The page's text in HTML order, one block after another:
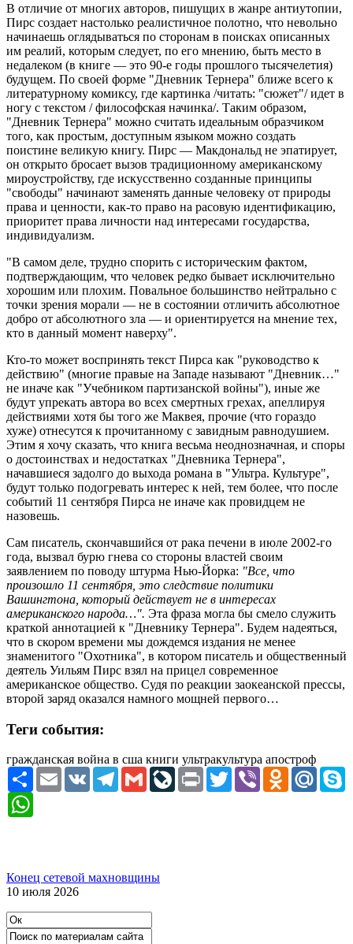
В отличие от многих авторов, пишущих в жанре антиутопии,
Пирс создает настолько реалистичное полотно, что невольно
начинаешь оглядываться по сторонам в поисках описанных
им реалий, которым следует, по его мнению, быть место в
недалеком (в книге — это 90-е годы прошлого тысячелетия)
будущем. По своей форме "Дневник Тернера" ближе всего к
литературному комиксу, где картинка /читать: "сюжет"/ идет в
ногу с текстом / философская начинка/. Таким образом,
"Дневник Тернера" можно считать идеальным образчиком
того, как простым, доступным языком можно создать
поистине великую книгу. Пирс — Макдональд не эпатирует,
он открыто бросает вызов традиционному американскому
мироустройству, где искусственно созданные принципы
"свободы" начинают заменять данные человеку от природы
права и ценности, как-то право на расовую идентификацию,
приоритет права личности над интересами государства,
индивидуализм.
"В самом деле, трудно спорить с историческим фактом,
подтверждающим, что человек редко бывает исключительно
хорошим или плохим. Повальное большинство нейтрально с
точки зрения морали — не в состоянии отличить абсолютное
добро от абсолютного зла — и ориентируется на мнение тех,
кто в данный момент наверху".
Кто-то может воспринять текст Пирса как "руководство к
действию" (многие правые на Западе называют "Дневник…"
не иначе как "Учебником партизанской войны"), иные же
будут упрекать автора во всех смертных грехах, апеллируя
действиями хотя бы того же Маквея, прочие (что гораздо
хуже) отнесутся к прочитанному с завидным равнодушием.
Этим я хочу сказать, что книга весьма неоднозначная, и споры
о достоинствах и недостатках "Дневника Тернера",
начавшиеся задолго до выхода романа в "Ультра. Культуре",
будут только подогревать интерес к ней, тем более, что после
событий 11 сентября Пирса не иначе как провидцем не
назовешь.
Сам писатель, скончавшийся от рака печени в июле 2002-го
года, вызвал бурю гнева со стороны властей своим
заявлением по поводу штурма Нью-Йорка: "Все, что
произошло 11 сентября, это следствие политики
Вашингтона, который действует не в интересах
американского народа…". Эта фраза могла бы смело служить
краткой аннотацией к "Дневнику Тернера". Будем надеяться,
что в скором времени мы дождемся издания не менее
знаменитого "Охотника", в котором писатель и общественный
деятель Уильям Пирс взял на прицел современное
американское общество. Судя по реакции заокеанской прессы,
второй заряд оказался намного мощней первого…
Теги события:
гражданская война в сша книги ультракультура апостроф
РесурсEmail VK Telegram
Gmail LiveJournal
Print TwitterViber
Конец сетевой махновщины
10 июля 2026